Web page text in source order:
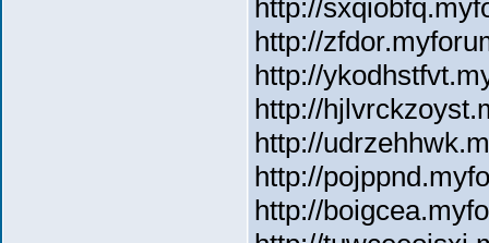
http://
http://
http://
http://
http://
http://
http://